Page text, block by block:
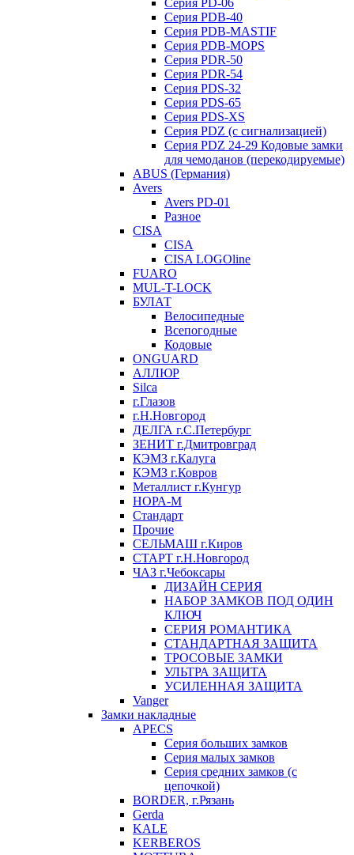
Серия PD-06
Серия PDB-40
Серия PDB-MASTIF
Серия PDB-MOPS
Серия PDR-50
Серия PDR-54
Серия PDS-32
Серия PDS-65
Серия PDS-XS
Серия PDZ (с сигнализацией)
Серия PDZ 24-29 Кодовые замки
для чемоданов (перекодируемые)
ABUS (Германия)
Avers
Avers PD-01
Разное
CISA
CISA
CISA LOGOline
FUARO
MUL-T-LOCK
БУЛАТ
Велосипедные
Всепогодные
Кодовые
ONGUARD
АЛЛЮР
Silca
г.Глазов
г.Н.Новгород
ДЕЛГА г.С.Петербург
ЗЕНИТ г.Дмитровград
КЭМЗ г.Калуга
КЭМЗ г.Ковров
Металлист г.Кунгур
НОРА-М
Стандарт
Прочие
СЕЛЬМАШ г.Киров
СТАРТ г.Н.Новгород
ЧАЗ г.Чебоксары
ДИЗАЙН СЕРИЯ
НАБОР ЗАМКОВ ПОД ОДИН
КЛЮЧ
СЕРИЯ РОМАНТИКА
СТАНДАРТНАЯ ЗАЩИТА
ТРОСОВЫЕ ЗАМКИ
УЛЬТРА ЗАЩИТА
УСИЛЕННАЯ ЗАЩИТА
Vanger
Замки накладные
APECS
Серия больших замков
Серия малых замков
Серия средних замков (с
цепочкой)
BORDER, г.Рязань
Gerda
KALE
KERBEROS